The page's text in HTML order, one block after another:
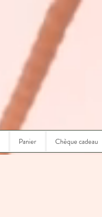
Panier Chèque cadeau